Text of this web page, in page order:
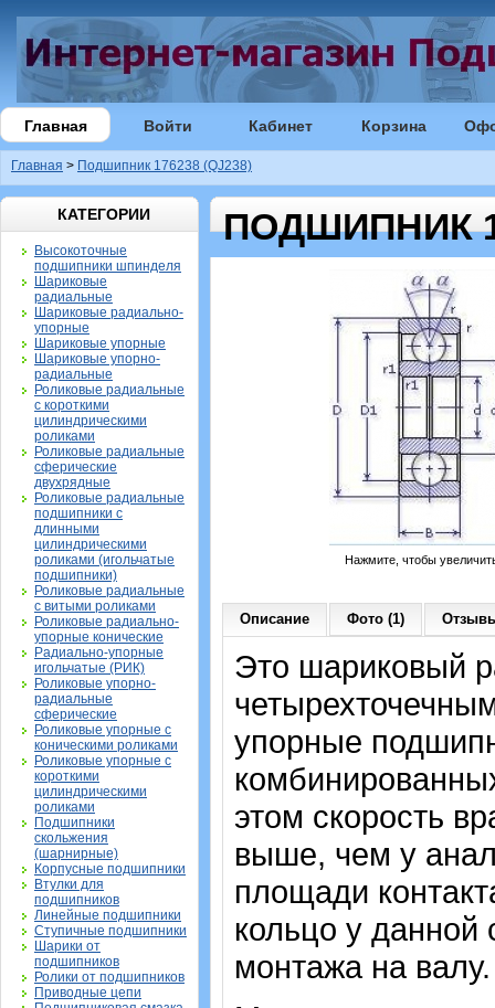
Главная Войти Кабинет Корзина
Главная > Подшипник 176238 (QJ238)
КАТЕГОРИИ
Высокоточные
подшипники шпинделя
Шариковые
радиальные
Шариковые радиально-
упорные
Шариковые упорные
Шариковые упорно-
радиальные
Роликовые радиальные
с короткими
цилиндрическими
роликами
Роликовые радиальные
сферические
двухрядные
Роликовые радиальные
подшипники с
длинными
цилиндрическими
роликами (игольчатые
подшипники)
Роликовые радиальные
с витыми роликами
Роликовые радиально-
упорные конические
Радиально-упорные
игольчатые (РИК)
Роликовые упорно-
радиальные
сферические
Роликовые упорные с
коническими роликами
Роликовые упорные с
короткими
цилиндрическими
роликами
Подшипники
скольжения
(шарнирные)
Корпусные подшипники
Втулки для
подшипников
Линейные подшипники
Ступичные подшипники
Шарики от
подшипников
Ролики от подшипников
Приводные цепи
ПОДШИПНИК
Нажмите, чтобы
Описание Фото (1)
Это шариковый
упорные
этом скорость
выше, чем у
площади
кольцо у данной
монтажа на валу.